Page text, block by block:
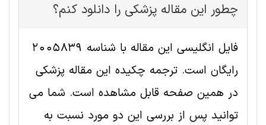
چطور این مقاله پزشکی را دانلود کنم؟
فایل انگلیسی این مقاله با شناسه 2005839
رایگان است. ترجمه چکیده این مقاله پزشکی
در همین صفحه قابل مشاهده است. شما می
توانید پس از بررسی این دو مورد نسبت به